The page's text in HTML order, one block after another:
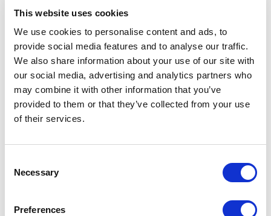
This website uses cookies
We use cookies to personalise content and ads, to
provide social media features and to analyse our traffic.
We also share information about your use of our site with
our social media, advertising and analytics partners who
may combine it with other information that you’ve
provided to them or that they’ve collected from your use
of their services.
Selection
Necessary
Preferences
Idioma: italien, anglais, allemand, français,
espagnol, chinois, russe
Tamaño: 3.60 MB